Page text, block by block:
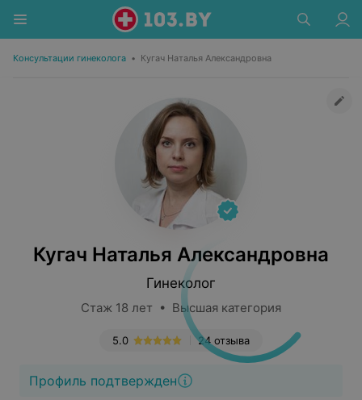
Консультации гинеколога • Кугач Наталья Александровна
Кугач Наталья Александровна
Гинеколог
Стаж 18 лет • Высшая категория
24 отзыва
5.0
Профиль подтвержден